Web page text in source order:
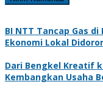
BI NTT Tancap Gas
Ekonomi Lokal
Dari Bengkel Kreatif
Kembangkan Usaha